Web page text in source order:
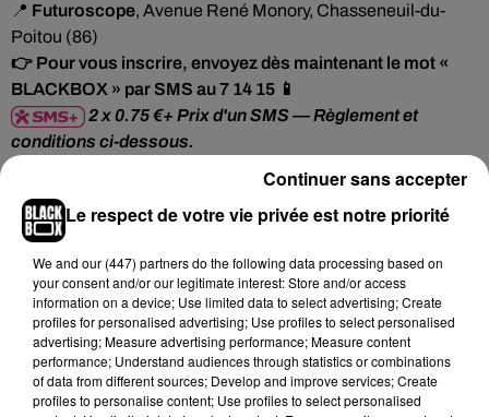
📍 Futuroscope, Avenue René Monory, Chasseneuil-du-
Poitou (86)
👉 Pour vous inscrire, envoyez dès maintenant le mot «
BLACKBOX » par SMS au 7 14 15 📱
2 x 0.75 €+ Prix d'un SMS — Règlement et
conditions ci-dessous.
La SAS BlackBox (420 951 725 RCS BORDEAUX) traite les données
l’enregistrement de la participation et la délivrance des gains. Pour en savoir
plus sur la gestion de vos données personnelles et pour exercer vos droits,
reportez-vous à la notice d'information RGPD
Hip-Hop News
Le respect de votre vie privée est notre priorité
We and our (447) partnersdo the following data processing based on
your consent and/or our legitimate interest: Store and/or access
information on a device; Use limited data to select advertising; Create
profiles for personalised advertising; Use profiles to select personalised
advertising; Measure advertising performance; Measure content
performance; Understand audiences through statistics or combinations
of data from different sources; Develop and improve services; Create
profiles to personalise content; Use profiles to select personalised
Continuer sans accepter